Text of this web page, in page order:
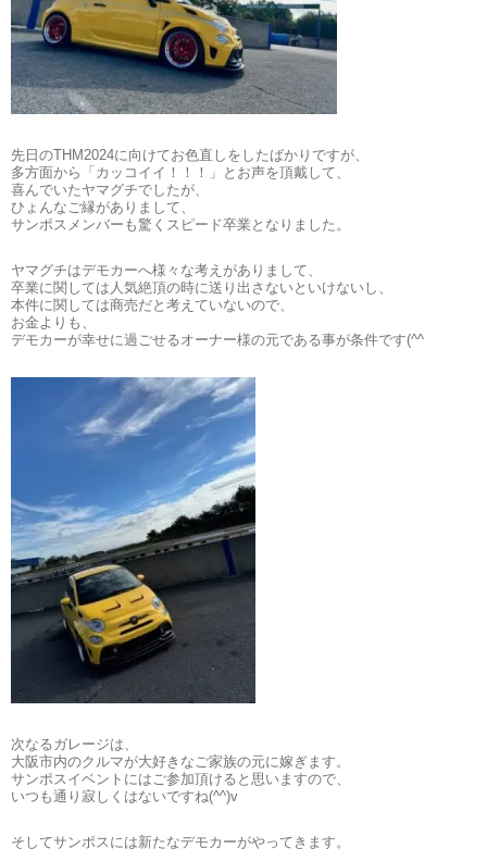
先日のTHM2024に向けてお色直しをしたばかりですが、
多方面から「カッコイイ！！！」とお声を頂戴して、
喜んでいたヤマグチでしたが、
ひょんなご縁がありまして、
サンポスメンバーも驚くスピード卒業となりました。
ヤマグチはデモカーへ様々な考えがありまして、
卒業に関しては人気絶頂の時に送り出さないといけないし、
本件に関しては商売だと考えていないので、
お金よりも、
デモカーが幸せに過ごせるオーナー様の元である事が条件です(^^ゞ
次なるガレージは、
大阪市内のクルマが大好きなご家族の元に嫁ぎます。
サンポスイベントにはご参加頂けると思いますので、
いつも通り寂しくはないですね(^^)v
そしてサンポスには新たなデモカーがやってきます。